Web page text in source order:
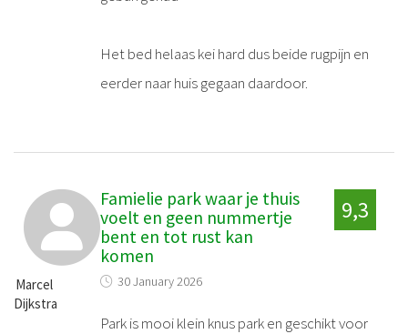
Het bed helaas kei hard dus beide rugpijn en
eerder naar huis gegaan daardoor.
Marcel
Dijkstra
Famielie park waar je thuis
voelt en geen nummertje
bent en tot rust kan
komen
30 January 2026
9,3
Park is mooi klein knus park en geschikt voor